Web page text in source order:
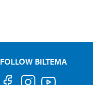
FOLLOW BILTEMA